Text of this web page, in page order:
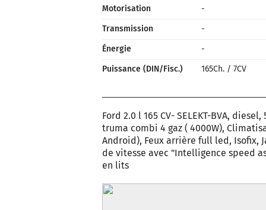
Motorisation
-
Transmission
-
Énergie
-
Puissance (DIN/Fisc.)
165Ch./ 7CV
Ford 2.0 l 165 CV- SELEKT-BVA,
truma combi 4 gaz ( 4000W),
Android), Feux arrière full led, Isofix,
de vitesse avec "Intelligence speed
en lits